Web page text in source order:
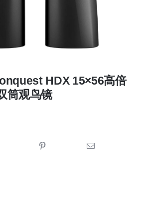
HDX 15×56高倍
筒观鸟镜